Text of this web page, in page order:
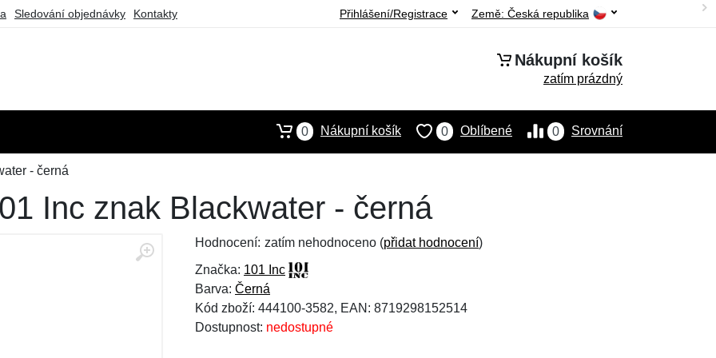
Sledování objednávky Kontakty Země: Česká republika
Přihlášení/Registrace
Nákupní košík
zatím prázdný
0 Srovnání
0 Oblíbené
0 Nákupní košík
- černá
Inc znak Blackwater - černá
Hodnocení: zatím nehodnoceno (přidat hodnocení)
Značka: 101 Inc
Barva: Černá
Kód zboží: 444100-3582, EAN: 8719298152514
Dostupnost: nedostupné